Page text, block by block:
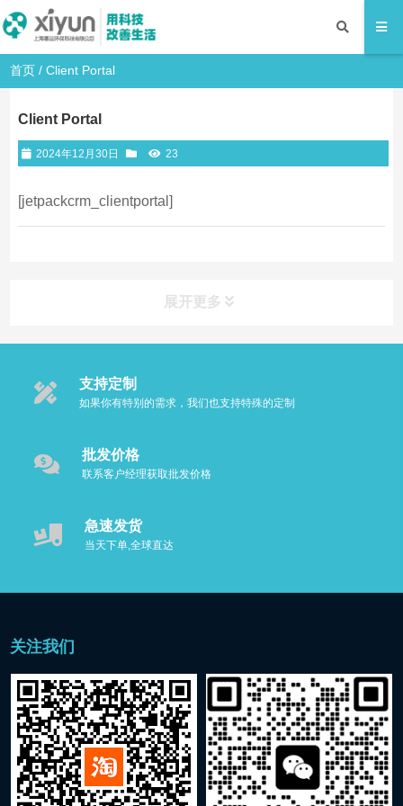
首页 /Client Portal
Client Portal
2024年12月30日 23
[jetpackcrm_clientportal]
展开更多
支持定制
如果你有特别的需求，我们也支持特殊的定制
批发价格
联系客户经理获取批发价格
急速发货
当天下单,全球直达
关注我们